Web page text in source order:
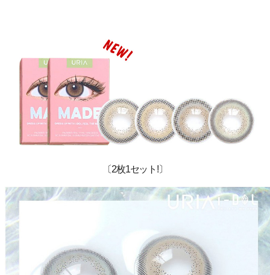
〔2枚1セット!〕